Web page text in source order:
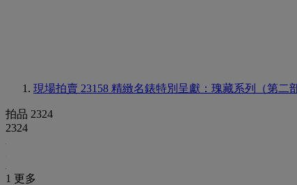
現場拍賣 23158 精緻名錶特別呈獻：瑰藏系列（第二
拍品 2324
2324
1 更多